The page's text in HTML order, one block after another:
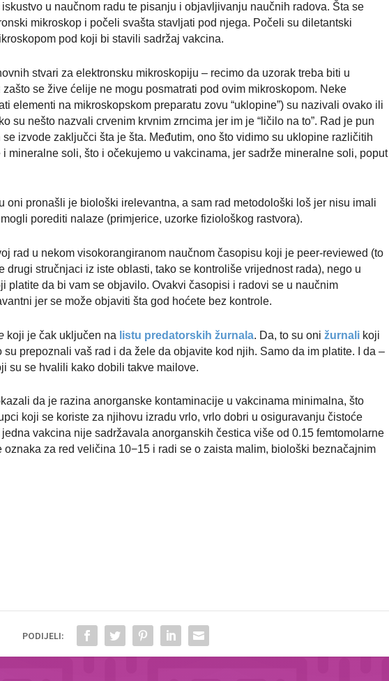
u naučnom radu te pisanju i objavljivanju naučnih radova. Šta se
mikroskop i počeli svašta stavljati pod njega. Počeli su diletantski
pod koji bi stavili sadržaj vakcina.
stvari za elektronsku mikroskopiju – recimo da uzorak treba biti u
se žive ćelije ne mogu posmatrati pod ovim mikroskopom. Neke
elementi na mikroskopskom preparatu zovu “uklopine”) su nazivali ovako ili
su nešto nazvali crvenim krvnim zrncima jer im je “ličilo na to”. Rad je pun
izvode zaključci šta je šta. Međutim, ono što vidimo su uklopine različitih
mineralne soli, što i očekujemo u vakcinama, jer sadrže mineralne soli, poput
oni pronašli je biološki irelevantna, a sam rad metodološki loš jer nisu imali
porediti nalaze (primjerice, uzorke fiziološkog rastvora).
rad u nekom visokorangiranom naučnom časopisu koji je peer-reviewed (to
drugi stručnjaci iz iste oblasti, tako se kontroliše vrijednost rada), nego u
platite da bi vam se objavilo. Ovakvi časopisi i radovi se u naučnim
jer se može objaviti šta god hoćete bez kontrole.
koji je čak uključen na listu predatorskih žurnala. Da, to su onižurnali koji
prepoznali vaš rad i da žele da objavite kod njih. Samo da im platite. I da –
su se hvalili kako dobili takve mailove.
da je razina anorganske kontaminacije u vakcinama minimalna, što
koji se koriste za njihovu izradu vrlo, vrlo dobri u osiguravanju čistoće
vakcina nije sadržavala anorganskih čestica više od 0.15 femtomolarne
oznaka za red veličina 10−15 i radi se o zaista malim, biološki beznačajnim
PODIJELI: